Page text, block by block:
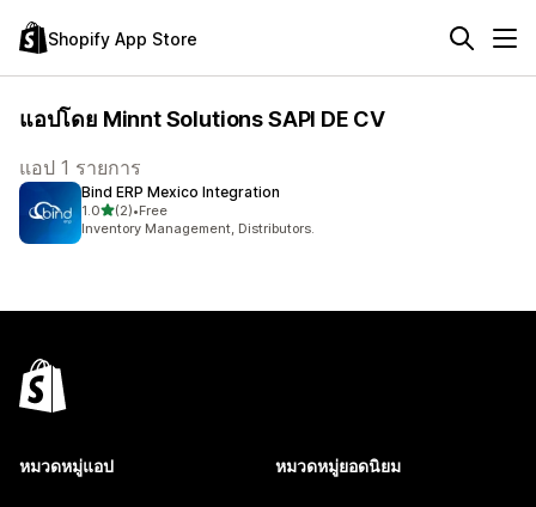
Shopify App Store
แอปโดย Minnt Solutions SAPI DE CV
แอป 1 รายการ
Bind ERP Mexico Integration
1.0เต็ม 5 ดาว
(2)
ทั้งหมด 2 รีวิว
•Free
Inventory Management, Distributors.
หมวดหมู่แอป หมวดหมู่ยอดนิยม